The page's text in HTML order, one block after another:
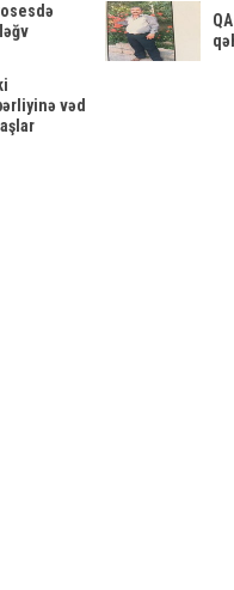
vəd